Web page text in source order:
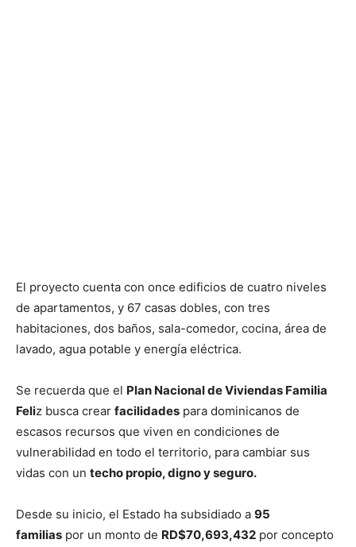
El proyecto cuenta con once edificios de cuatro niveles
de apartamentos, y 67 casas dobles, con tres
habitaciones, dos baños, sala-comedor, cocina, área de
lavado, agua potable y energía eléctrica.
Se recuerda que el Plan Nacional de Viviendas Familia
Feliz busca crear facilidades para dominicanos de
escasos recursos que viven en condiciones de
vulnerabilidad en todo el territorio, para cambiar sus
vidas con un techo propio, digno y seguro.
Desde su inicio, el Estado ha subsidiado a 95
familias por un monto de RD$70,693,432 por concepto